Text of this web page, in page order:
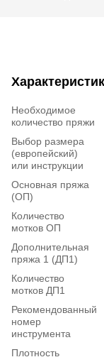
Необходимое
количество пряжи
Выбор размера
(европейский)
или инструкции
Основная пряжа
(ОП)
Количество
мотков ОП
Дополнительная
пряжа 1 (ДП1)
Количество
мотков ДП1
Рекомендованный
номер
инструмента
Плотность